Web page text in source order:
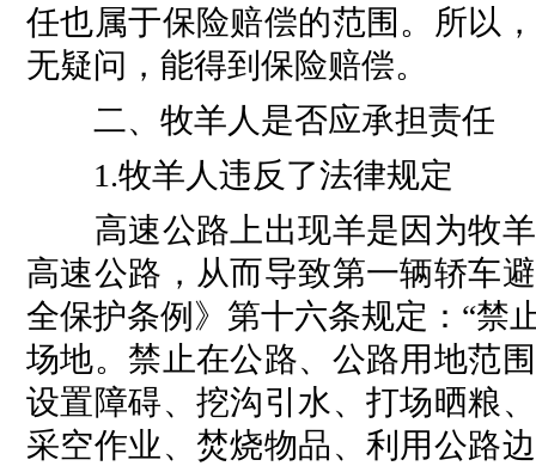
任也属于保险赔偿的范围。所以
无疑问，能得到保险赔偿。
二、牧羊人是否应承担责任
1.牧羊人违反了法律规定
高速公路上出现羊是因为牧羊
高速公路，从而导致第一辆轿车
全保护条例》第十六条规定：“禁
场地。禁止在公路、公路用地范
设置障碍、挖沟引水、打场晒粮
采空作业、焚烧物品、利用公路